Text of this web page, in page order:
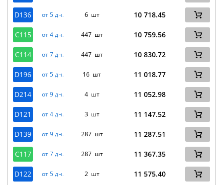
D136 от 5 дн. 6 шт 10 718.45
C115 от 4 дн. 447 шт 10 759.56
C114 от 7 дн. 447 шт 10 830.72
D196 от 5 дн. 16 шт 11 018.77
D214 от 9 дн. 4 шт 11 052.98
D121 от 4 дн. 3 шт 11 147.52
D139 от 9 дн. 287 шт 11 287.51
C117 от 7 дн. 287 шт 11 367.35
D122 от 5 дн. 2 шт 11 575.40